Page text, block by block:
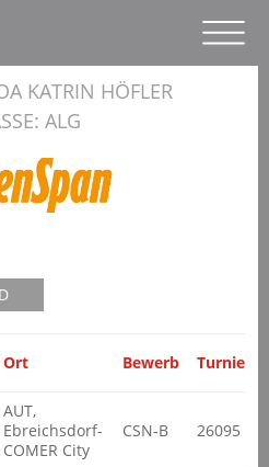
KATRIN HÖFLER
ALG
Ort Bewerb Turnier
AUT,
Ebreichsdorf-
COMER City
CSN-B 26095